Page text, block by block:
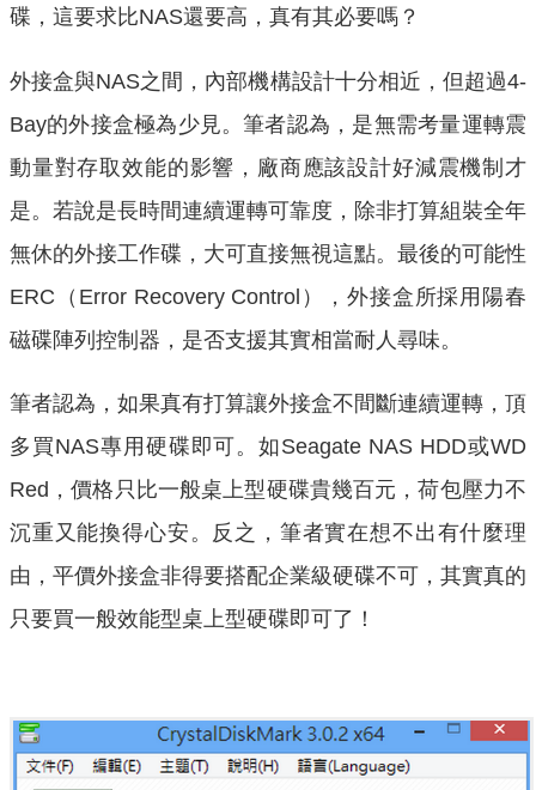
碟，這要求比NAS還要高，真有其必要嗎？
外接盒與NAS之間，內部機構設計十分相近，但超過4-
Bay的外接盒極為少見。筆者認為，是無需考量運轉震
動量對存取效能的影響，廠商應該設計好減震機制才
是。若說是長時間連續運轉可靠度，除非打算組裝全年
無休的外接工作碟，大可直接無視這點。最後的可能性
ERC（Error Recovery Control），外接盒所採用陽春
磁碟陣列控制器，是否支援其實相當耐人尋味。
筆者認為，如果真有打算讓外接盒不間斷連續運轉，頂
多買NAS專用硬碟即可。如Seagate NAS HDD或WD
Red，價格只比一般桌上型硬碟貴幾百元，荷包壓力不
沉重又能換得心安。反之，筆者實在想不出有什麼理
由，平價外接盒非得要搭配企業級硬碟不可，其實真的
只要買一般效能型桌上型硬碟即可了！